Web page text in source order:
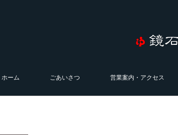
ホーム ごあいさつ 営業案内・アクセス